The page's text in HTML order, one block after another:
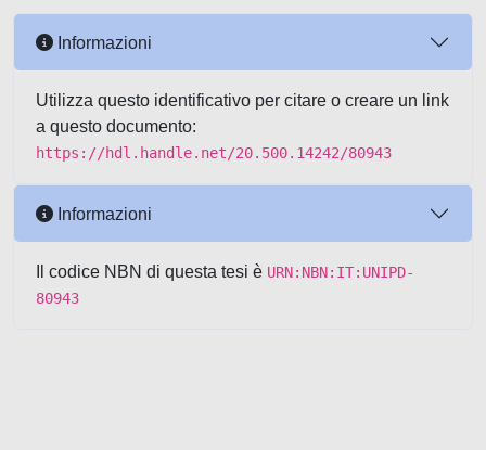
Informazioni
Utilizza questo identificativo per citare o creare un link
a questo documento:
https://hdl.handle.net/20.500.14242/80943
Informazioni
Il codice NBN di questa tesi è URN:NBN:IT:UNIPD-
80943